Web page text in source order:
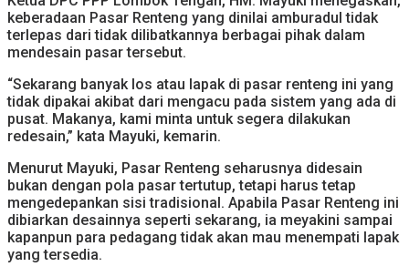
keberadaan Pasar Renteng yang dinilai amburadul tidak
terlepas dari tidak dilibatkannya berbagai pihak dalam
mendesain pasar tersebut.
“Sekarang banyak los atau lapak di pasar renteng ini yang
tidak dipakai akibat dari mengacu pada sistem yang ada di
pusat. Makanya, kami minta untuk segera dilakukan
redesain,” kata Mayuki, kemarin.
Menurut Mayuki, Pasar Renteng seharusnya didesain
bukan dengan pola pasar tertutup, tetapi harus tetap
mengedepankan sisi tradisional. Apabila Pasar Renteng ini
dibiarkan desainnya seperti sekarang, ia meyakini sampai
kapanpun para pedagang tidak akan mau menempati lapak
yang tersedia.